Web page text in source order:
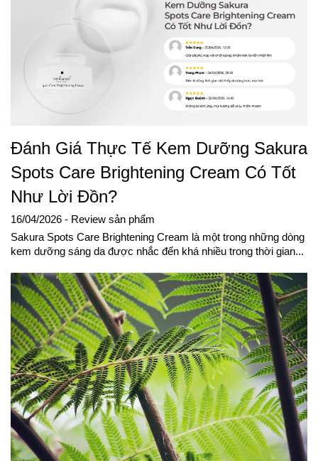
Đánh Giá Thực Tế Kem Dưỡng Sakura
Spots Care Brightening Cream Có Tốt
Như Lời Đồn?
16/04/2026 - Review sản phẩm
Sakura Spots Care Brightening Cream là một trong những dòng
kem dưỡng sáng da được nhắc đến khá nhiều trong thời gian...